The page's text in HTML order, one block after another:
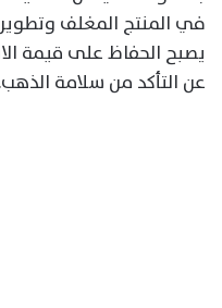
في المنتج المغلف
يصبح الحفاظ على قيمة
عن التأكد من سلامة الذهب.